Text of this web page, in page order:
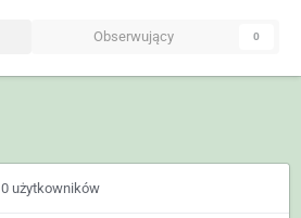
Obserwujący 0
0 użytkowników